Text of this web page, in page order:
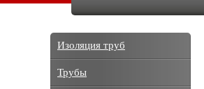
Изоляция труб
Трубы